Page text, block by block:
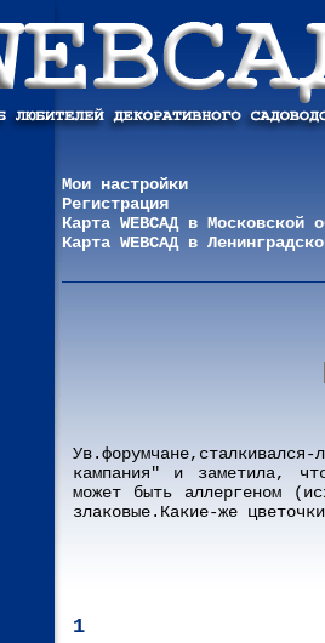
Мои настройки
Регистрация
Карта WEBСАД в Московской
Карта WEBСАД в
кампания" и заметила,
может быть аллергеном
злаковые.Какие-же
1